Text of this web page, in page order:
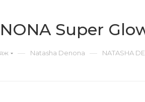
Super
— Natasha Denona — NATASHA